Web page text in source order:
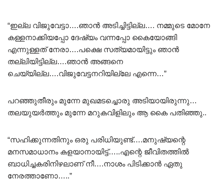
“ഇല്ല വിജുവേട്ടാ….ഞാൻ അടിച്ചിട്ടില്ല…. നമ്മുടെ മോനേ
കള്ളനാക്കിയപ്പോ ദേഷ്യം വന്നപ്പോ കൈയോങ്ങി
എന്നുള്ളത് നേരാ….പക്ഷെ സത്യമായിട്ടും ഞാൻ
തല്ലിയിട്ടില്ല….ഞാൻ അങ്ങനെ
ചെയ്യില്ല….വിജുവേട്ടനറിയില്ലേ എന്നെ…”
പറഞ്ഞുതീരും മുന്നേ മുഖമടച്ചൊരു അടിയായിരുന്നു…
തലയുയർത്തും മുന്നേ മറുകവിളിലും ആ കൈ പതിഞ്ഞു..
“സഹിക്കുന്നതിനും ഒരു പരിധിയുണ്ട്….മനുഷ്യന്റെ
മനസമാധാനം കളയാനായിട്ട്…..എന്റെ ജീവിതത്തിൽ
ബാധിച്ചകരിനിഴലാണ് നീ….നാശം പിടിക്കാൻ ഏതു
നേരത്താണോ…..”